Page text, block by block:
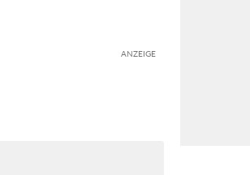
ANZEIGE